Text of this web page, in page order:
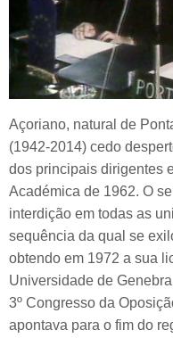
Açoriano, natural de
(1942-2014) cedo
dos principais dirigentes
Académica de 1962. O
interdição em todas as
sequência da qual se
obtendo em 1972 a sua
Universidade de
3º Congresso da
apontava para o fim do